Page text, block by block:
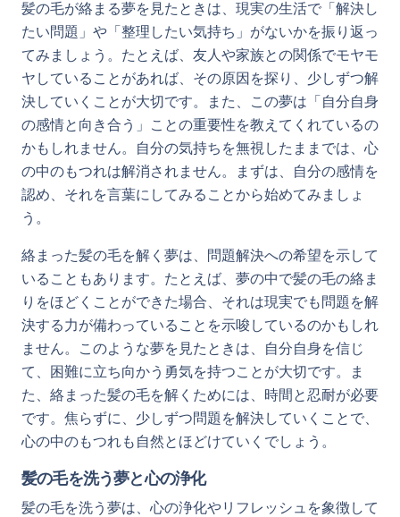
髪の毛が絡まる夢を見たときは、現実の生活で「解決し
たい問題」や「整理したい気持ち」がないかを振り返っ
てみましょう。たとえば、友人や家族との関係でモヤモ
ヤしていることがあれば、その原因を探り、少しずつ解
決していくことが大切です。また、この夢は「自分自身
の感情と向き合う」ことの重要性を教えてくれているの
かもしれません。自分の気持ちを無視したままでは、心
の中のもつれは解消されません。まずは、自分の感情を
認め、それを言葉にしてみることから始めてみましょ
う。
絡まった髪の毛を解く夢は、問題解決への希望を示して
いることもあります。たとえば、夢の中で髪の毛の絡ま
りをほどくことができた場合、それは現実でも問題を解
決する力が備わっていることを示唆しているのかもしれ
ません。このような夢を見たときは、自分自身を信じ
て、困難に立ち向かう勇気を持つことが大切です。ま
た、絡まった髪の毛を解くためには、時間と忍耐が必要
です。焦らずに、少しずつ問題を解決していくことで、
心の中のもつれも自然とほどけていくでしょう。
髪の毛を洗う夢と心の浄化
髪の毛を洗う夢は、心の浄化やリフレッシュを象徴して